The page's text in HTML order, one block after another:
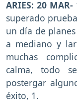
ARIES: 20
superado
un día de
a mediano y
muchas
calma, todo
postergar
éxito, 1.